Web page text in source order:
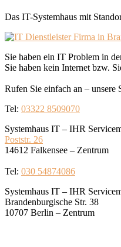
Das IT-Systemhaus mit
Sie haben ein IT Problem in
Sie haben kein Internet bzw.
Rufen Sie einfach an – unsere
Tel: 03322 8509070
Systemhaus IT – IHR
Poststr. 26
14612 Falkensee – Zentrum
Tel: 030 54874086
Systemhaus IT – IHR
Brandenburgische Str. 38
10707 Berlin – Zentrum